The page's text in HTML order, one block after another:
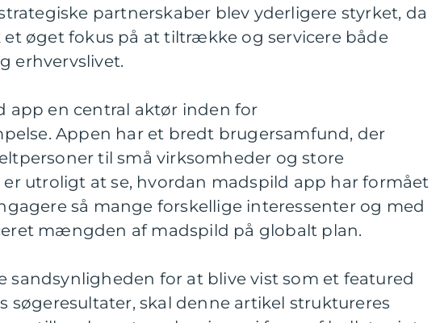
partnerskaber blev yderligere styrket, da
øget fokus på at tiltrække og servicere både
erhvervslivet.
app en central aktør inden for
Appen har et bredt brugersamfund, der
til små virksomheder og store
utroligt at se, hvordan madspild app har formået
så mange forskellige interessenter og med
mængden af madspild på globalt plan.
sandsynligheden for at blive vist som et featured
søgeresultater, skal denne artikel struktureres